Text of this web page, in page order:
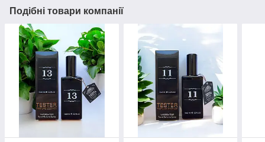
Подібні товари компанії